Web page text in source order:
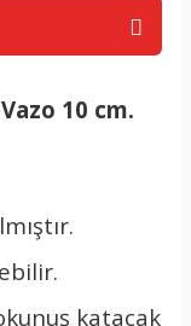
10 cm.
katacak